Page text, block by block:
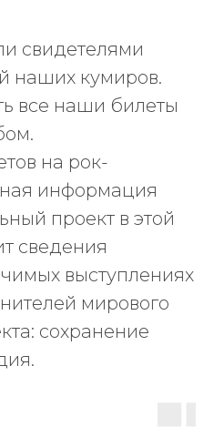
свидетелями
наших кумиров.
все наши билеты
на рок-
информация
проект в этой
сведения
выступлениях
мирового
сохранение